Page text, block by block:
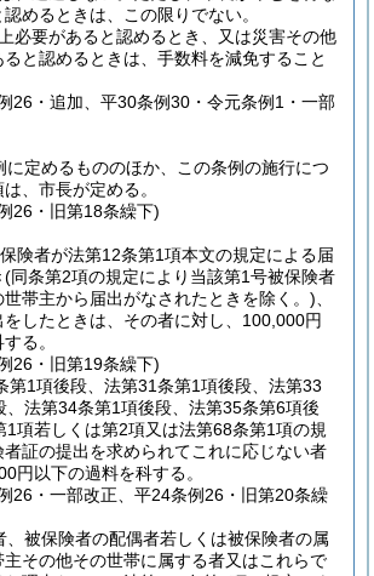
めるときは、この限りでない。
必要があると認めるとき、又は災害その他
と認めるときは、手数料を減免すること
26・追加、平30条例30・令元条例1・一部
に定めるもののほか、この条例の施行につ
、市長が定める。
26・旧第18条繰下)
険者が法第12条第1項本文の規定による届
(同条第2項の規定により当該第1号被保険者
帯主から届出がなされたときを除く。)
をしたときは、その者に対し、100,000円
る。
26・旧第19条繰下)
第1項後段、法第31条第1項後段、法第33
、法第34条第1項後段、法第35条第6項後
1項若しくは第2項又は法第68条第1項の規
者証の提出を求められてこれに応じない者
円以下の過料を科する。
26・一部改正、平24条例26・旧第20条繰
、被保険者の配偶者若しくは被保険者の属
その他その世帯に属する者又はこれらで